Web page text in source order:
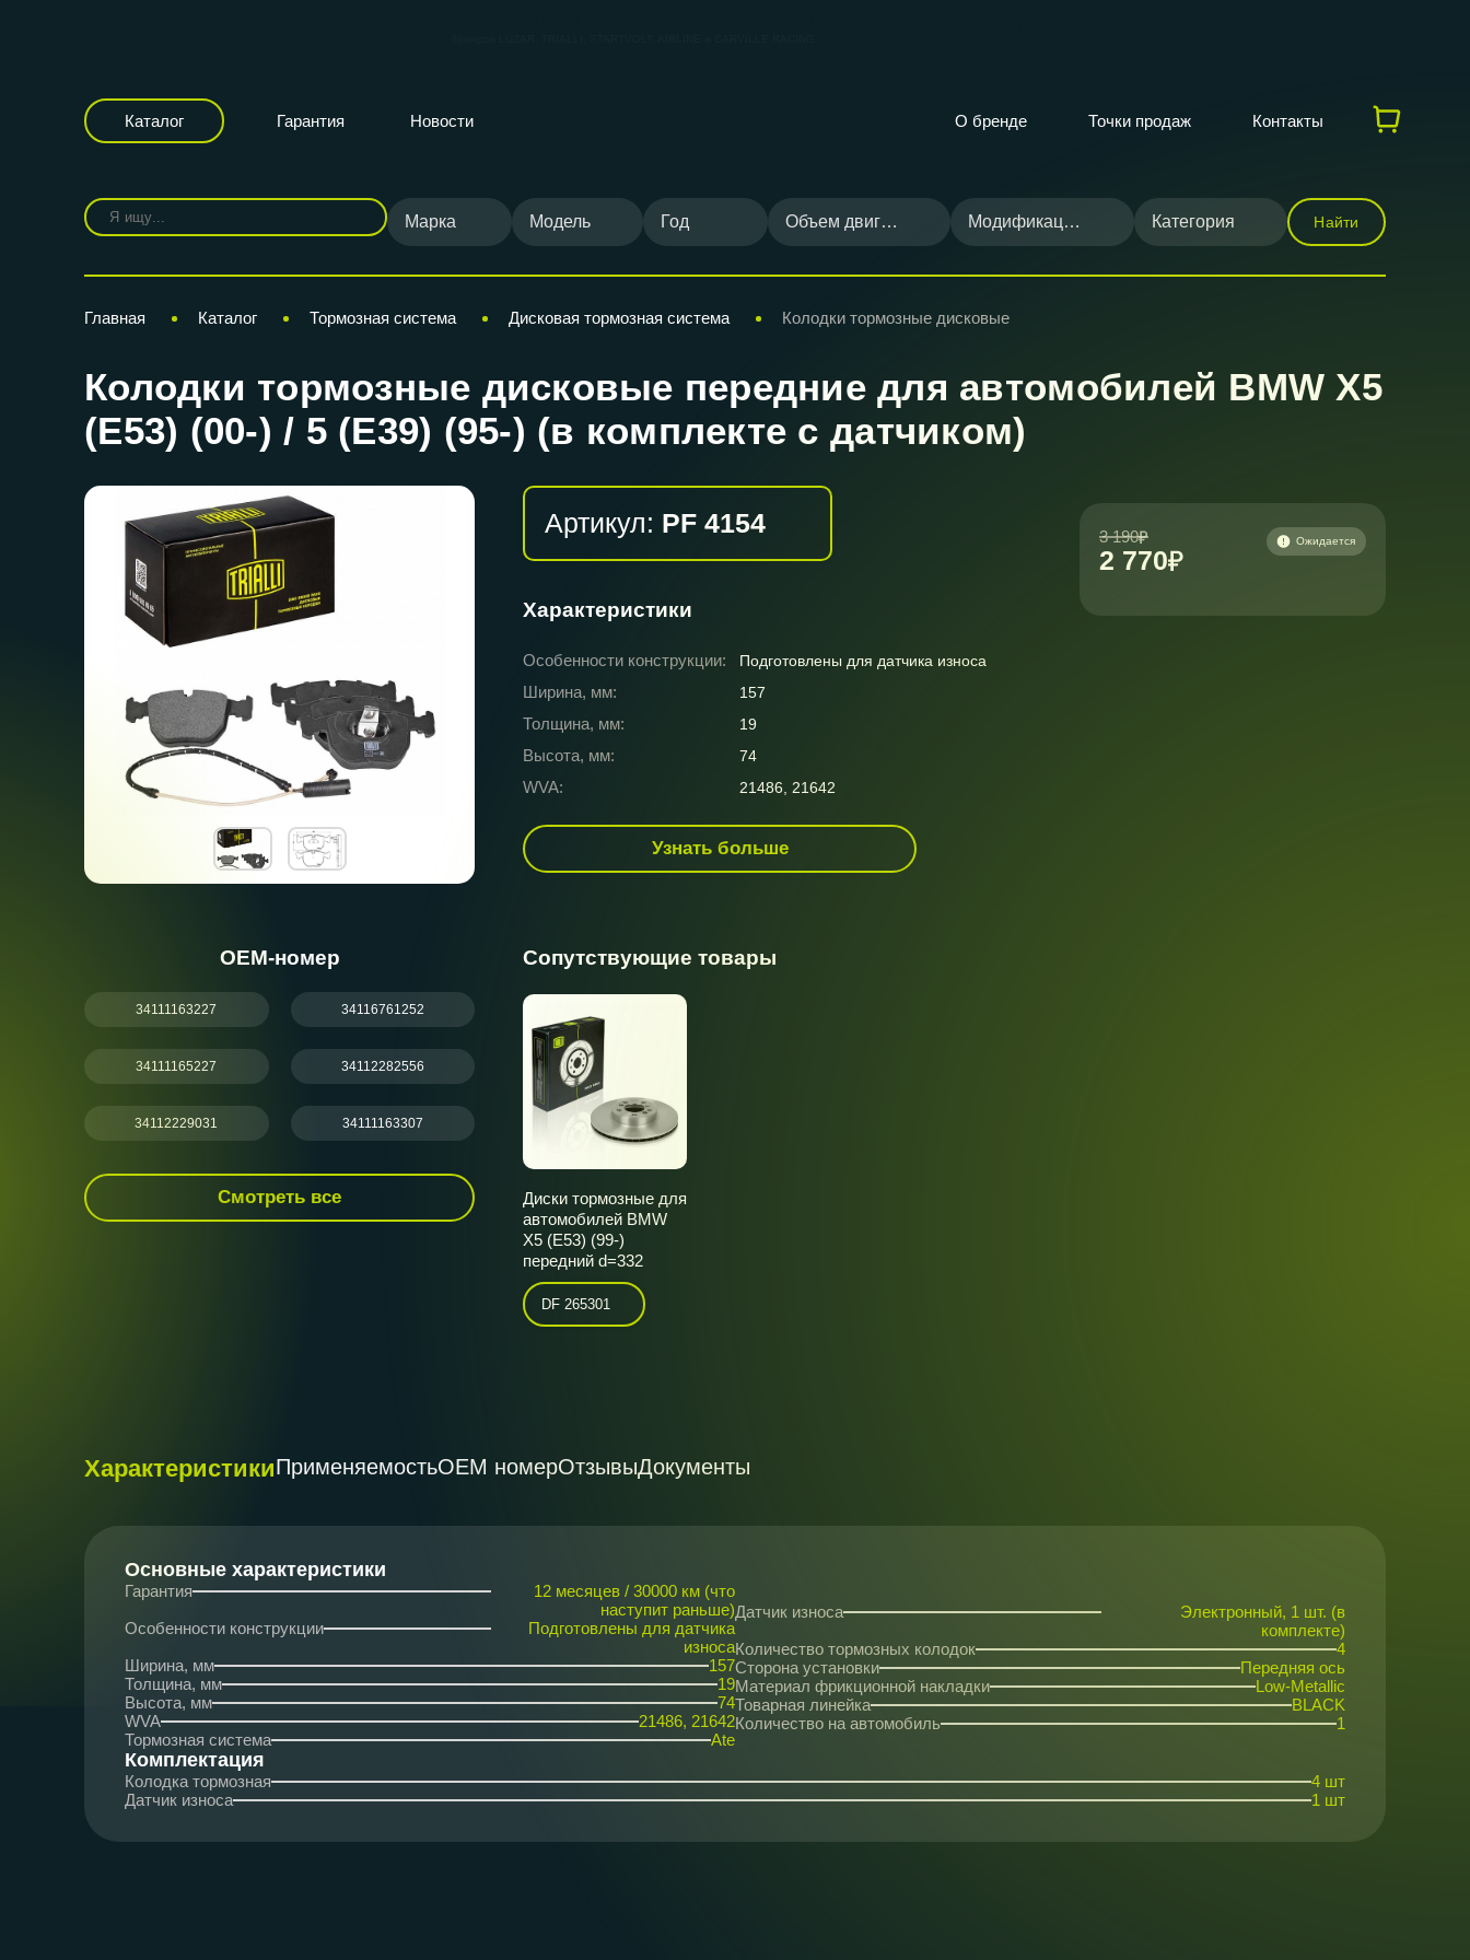
Каталог Гарантия Новости О бренде Точки продаж Контакты
Марка Модель Год Объем двигателя Модификация Категория Найти
Главная Каталог Тормозная система Дисковая тормозная система Колодки тормозные дисковые
Колодки тормозные дисковые передние для автомобилей BMW X5
(E53) (00-) / 5 (E39) (95-) (в комплекте с датчиком)
Артикул: PF 4154
Характеристики
Особенности конструкции: Подготовлены для датчика износа
Ширина, мм: 157
Толщина, мм: 19
Высота, мм: 74
WVA: 21486, 21642
Узнать больше
3 190
2 770
Ожидается
ОЕМ-номер
34111163227 34116761252
34111165227 34112282556
34112229031 34111163307
Смотреть все
Сопутствующие товары
Диски тормозные для
автомобилей BMW
X5 (E53) (99-)
передний d=332
DF 265301
ХарактеристикиПрименяемостьОЕМ номерОтзывыДокументы
Основные характеристики
Гарантия
12 месяцев / 30000 км (что
наступит раньше)
Особенности конструкции
Подготовлены для датчика
износа
Ширина, мм
157
Толщина, мм
19
Высота, мм
74
WVA
21486, 21642
Тормозная система
Ate
Датчик износа
Электронный, 1 шт. (в
комплекте)
Количество тормозных колодок
4
Сторона установки
Передняя ось
Материал фрикционной накладки
Low-Metallic
Товарная линейка
BLACK
Количество на автомобиль
1
Комплектация
Колодка тормозная
4 шт
Датчик износа
1 шт